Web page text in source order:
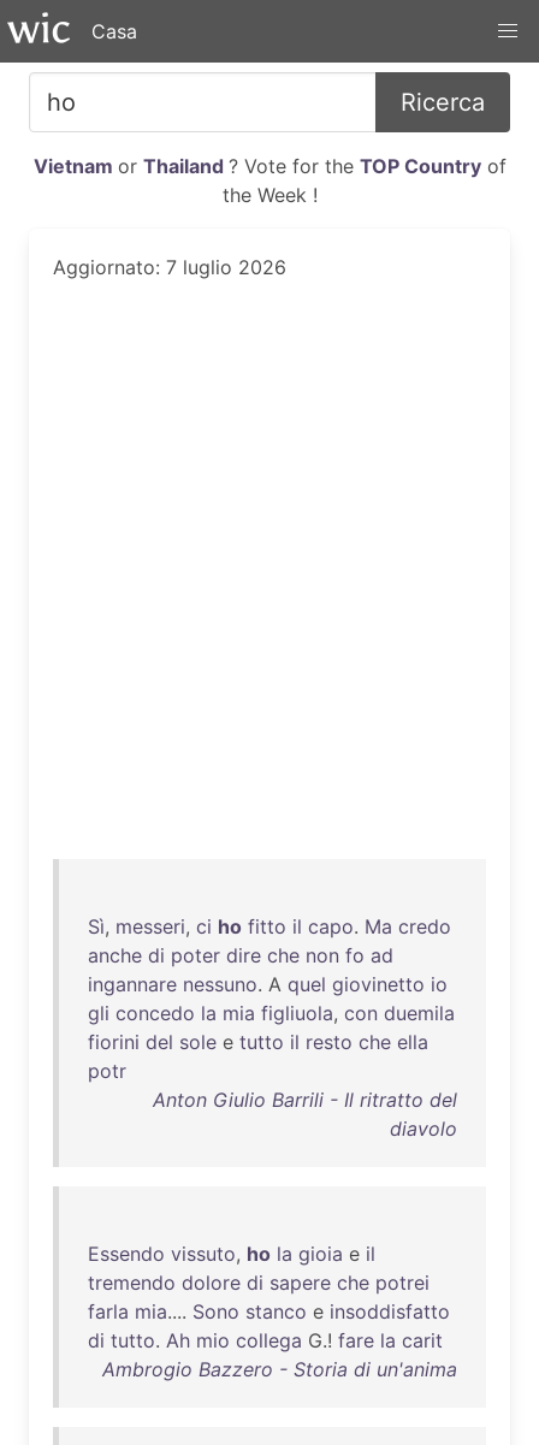
Casa
Ricerca
Vietnam or Thailand ? Vote for the TOP Countryof
the Week !
Aggiornato: 7 luglio 2026
Sì, messeri, ci ho fitto il capo. Ma credo
anche di poter dire che non fo ad
ingannare nessuno. A quel giovinetto io
gli concedo la mia figliuola, con duemila
fiorini del sole e tutto il resto che ella
potr
Anton Giulio Barrili - Il ritratto del
diavolo
Essendo vissuto, ho la gioia e il
tremendo dolore di sapere che potrei
farla mia.... Sono stanco e insoddisfatto
di tutto. Ah mio collega G.! fare la carit
Ambrogio Bazzero - Storia di un'anima